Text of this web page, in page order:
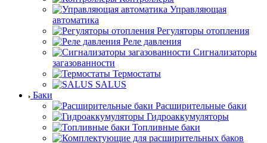
Управляющая
автоматика
Регуляторы отопления
Реле давления
Сигнализаторы
загазованности
Термостаты
SALUS
Баки
Расширительные баки
Гидроаккумуляторы
Топливные баки